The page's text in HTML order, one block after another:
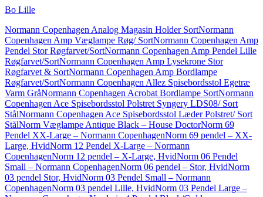
Bo Lille
Normann Copenhagen Analog Magasin Holder SortNormann
Copenhagen Amp Væglampe Røg/ SortNormann Copenhagen Amp
Pendel Stor Røgfarvet/SortNormann Copenhagen Amp Pendel Lille
Røgfarvet/SortNormann Copenhagen Amp Lysekrone Stor
Røgfarvet & SortNormann Copenhagen Amp Bordlampe
Røgfarvet/SortNormann Copenhagen Allez Spisebordsstol Egetræ
Varm GråNormann Copenhagen Acrobat Bordlampe SortNormann
Copenhagen Ace Spisebordsstol Polstret Syngery LDS08/ Sort
StålNormann Copenhagen Ace Spisebordsstol Læder Polstret/ Sort
StålNorm Væglampe Antique Black – House DoctorNorm 69
Pendel XX-Large – Normann CopenhagenNorm 69 pendel – XX-
Large, HvidNorm 12 Pendel X-Large – Normann
CopenhagenNorm 12 pendel – X-Large, HvidNorm 06 Pendel
Small – Normann CopenhagenNorm 06 pendel – Stor, HvidNorm
03 pendel Stor, HvidNorm 03 Pendel Small – Normann
CopenhagenNorm 03 pendel Lille, HvidNorm 03 Pendel Large –